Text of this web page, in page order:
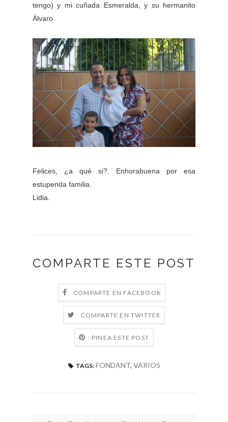
tengo) y mi cuñada Esmeralda, y su hermanito
Álvaro.
Felices, ¿a qué si?. Enhorabuena por esa
estupenda familia.
Lidia.
COMPARTE ESTE POST
COMPARTE EN FACEBOOK
COMPARTE EN TWITTER
PINEA ESTE POST
TAGS: FONDANT, VARIOS